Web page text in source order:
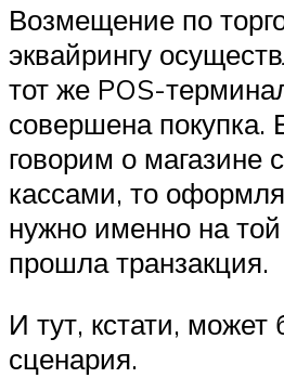
Возмещение по
эквайрингу
тот же POS-
совершена покупка.
говорим о магазине
кассами, то
нужно именно на той
прошла транзакция.
И тут, кстати, может
сценария.